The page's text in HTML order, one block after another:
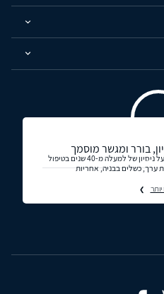
בורר ומגשר מוסמך
עו"ד, נוטריון, בורר ומגשר מוסמך בעל ניסיון של למעלה מ-40 שנים בטיפול
ערך, כשלים בבניה, אחריות
יותר